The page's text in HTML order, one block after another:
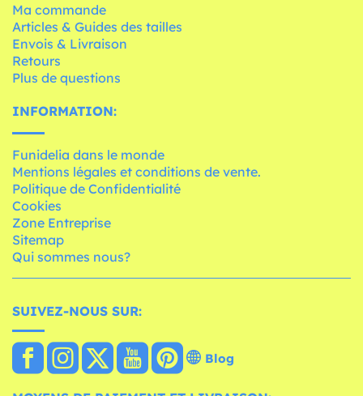
Ma commande
Articles & Guides des tailles
Envois & Livraison
Retours
Plus de questions
INFORMATION:
Funidelia dans le monde
Mentions légales et conditions de vente.
Politique de Confidentialité
Cookies
Zone Entreprise
Sitemap
Qui sommes nous?
SUIVEZ-NOUS SUR:
Blog